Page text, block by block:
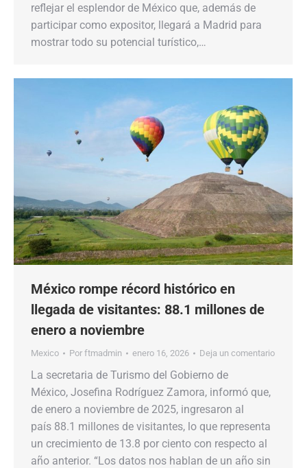
reflejar el esplendor de México que, además de
participar como expositor, llegará a Madrid para
mostrar todo su potencial turístico,…
México rompe récord histórico en
llegada de visitantes: 88.1 millones de
enero a noviembre
Mexico Por ftmadmin enero 16, 2026 Deja un comentario
La secretaria de Turismo del Gobierno de
México, Josefina Rodríguez Zamora, informó que,
de enero a noviembre de 2025, ingresaron al
país 88.1 millones de visitantes, lo que representa
un crecimiento de 13.8 por ciento con respecto al
año anterior. “Los datos nos hablan de un año sin